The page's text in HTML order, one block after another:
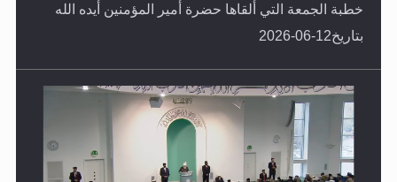
خطبة الجمعة التي ألقاها حضرة أمير المؤمنين أيده الله
بتاريخ12-06-2026